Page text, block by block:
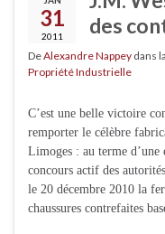
31
2011
des
DeAlexandre Nappey dans
Propriété Industrielle
C’est une belle victoire
remporter le célèbre
Limoges : au terme d’une
concours actif des
le 20 décembre 2010 la
chaussures contrefaites